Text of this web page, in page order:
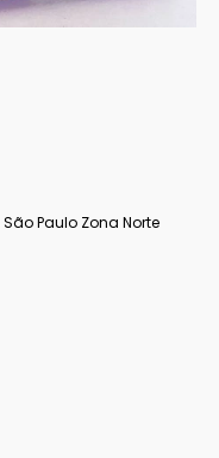
São Paulo Zona Norte